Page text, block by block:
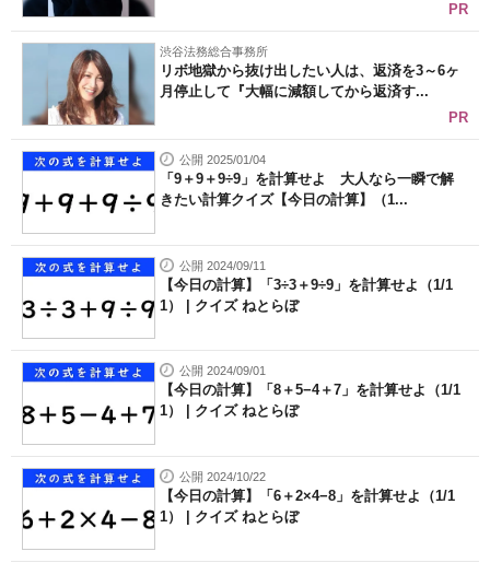
PR
渋谷法務総合事務所
リボ地獄から抜け出したい人は、返済を3～6ヶ
月停止して『大幅に減額してから返済す...
PR
公開 2025/01/04
「9＋9＋9÷9」を計算せよ 大人なら一瞬で解
きたい計算クイズ【今日の計算】（1...
公開 2024/09/11
【今日の計算】「3÷3＋9÷9」を計算せよ（1/1
1） | クイズ ねとらぼ
公開 2024/09/01
【今日の計算】「8＋5−4＋7」を計算せよ（1/1
1） | クイズ ねとらぼ
公開 2024/10/22
【今日の計算】「6＋2×4−8」を計算せよ（1/1
1） | クイズ ねとらぼ